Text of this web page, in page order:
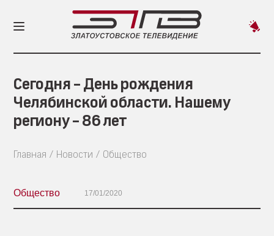
Сегодня – День рождения
Челябинской области. Нашему
региону – 86 лет
Главная Новости Общество
Общество 17/01/2020